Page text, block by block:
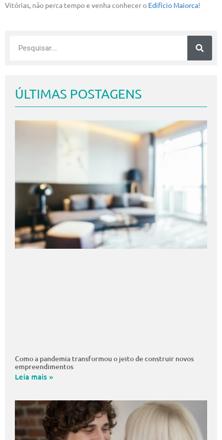
ÚLTIMAS POSTAGENS
Como a pandemia transformou o jeito de construir novos
empreendimentos
Leia mais »
Vitórias, não perca tempo e venha conhecer o Edifício Maiorca!